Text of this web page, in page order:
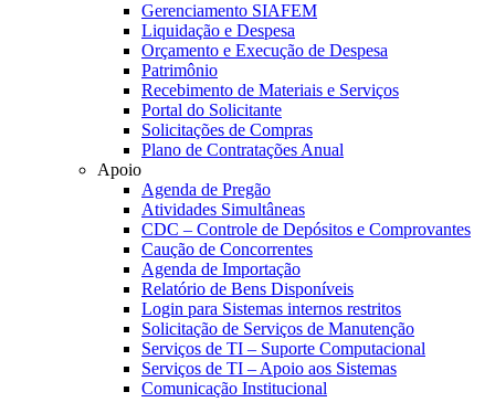
Gerenciamento SIAFEM
Liquidação e Despesa
Orçamento e Execução de Despesa
Patrimônio
Recebimento de Materiais e Serviços
Portal do Solicitante
Solicitações de Compras
Plano de Contratações Anual
Apoio
Agenda de Pregão
Atividades Simultâneas
CDC – Controle de Depósitos e Comprovantes
Caução de Concorrentes
Agenda de Importação
Relatório de Bens Disponíveis
Login para Sistemas internos restritos
Solicitação de Serviços de Manutenção
Serviços de TI – Suporte Computacional
Serviços de TI – Apoio aos Sistemas
Comunicação Institucional